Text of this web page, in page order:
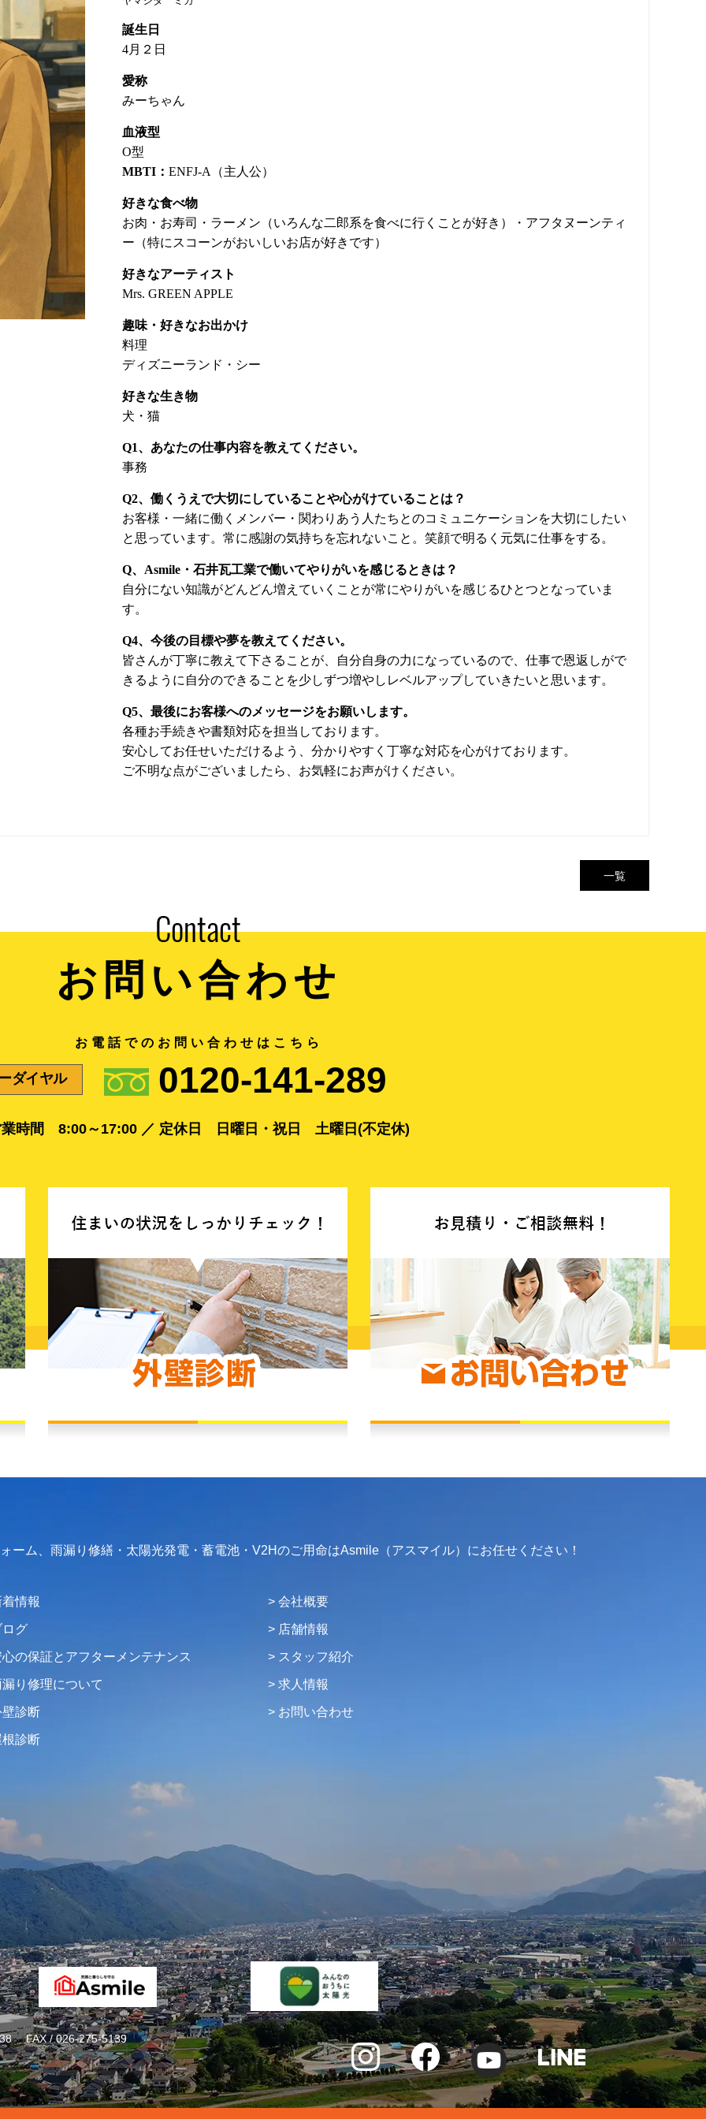
誕生日
4月２日
愛称
みーちゃん
血液型
O型
MBTI： ENFJ-A（主人公）
好きな食べ物
お肉・お寿司・ラーメン（いろんな二郎系を食べに行くことが好き）・アフタヌーンティ
ー（特にスコーンがおいしいお店が好きです）
好きなアーティスト
Mrs. GREEN APPLE
趣味・好きなお出かけ
料理
ディズニーランド・シー
好きな生き物
犬・猫
Q1、あなたの仕事内容を教えてください。
事務
Q2、働くうえで大切にしていることや心がけていることは？
お客様・一緒に働くメンバー・関わりあう人たちとのコミュニケーションを大切にしたい
と思っています。常に感謝の気持ちを忘れないこと。笑顔で明るく元気に仕事をする。
Q、Asmile・石井瓦工業で働いてやりがいを感じるときは？
自分にない知識がどんどん増えていくことが常にやりがいを感じるひとつとなっていま
す。
Q4、今後の目標や夢を教えてください。
皆さんが丁寧に教えて下さることが、自分自身の力になっているので、仕事で恩返しがで
きるように自分のできることを少しずつ増やしレベルアップしていきたいと思います。
Q5、最後にお客様へのメッセージをお願いします。
各種お手続きや書類対応を担当しております。
安心してお任せいただけるよう、分かりやすく丁寧な対応を心がけております。
ご不明な点がございましたら、お気軽にお声がけください。
一覧
お問い合わせ
ダイヤル 0120-141-289
お電話でのお問い合わせはこちら
時間 8:00～17:00 ／ 定休日 日曜日・祝日 土曜日(不定休)
ーム、雨漏り修繕・太陽光発電・蓄電池・V2Hのご用命はAsmile（アスマイル）にお任せください！
情報
ログ
心の保証とアフターメンテナンス
り修理について
壁診断
根診断
会社概要
店舗情報
スタッフ紹介
求人情報
お問い合わせ
FAX / 026-275-5139